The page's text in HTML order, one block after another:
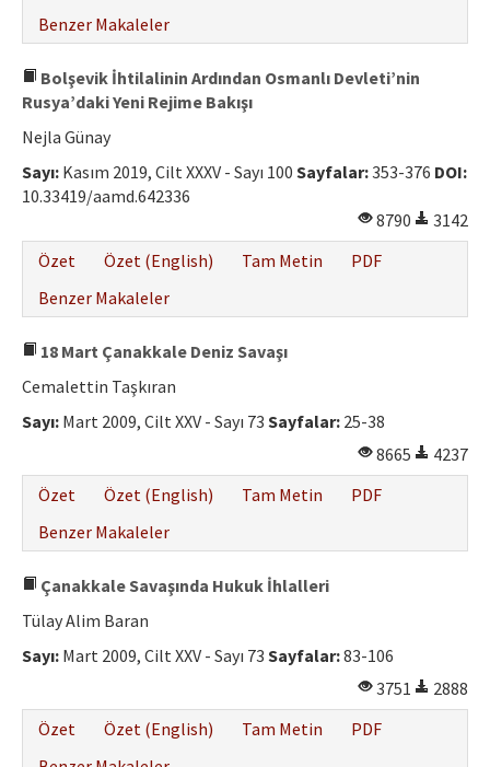
Benzer Makaleler
Bolşevik İhtilalinin Ardından Osmanlı Devleti’nin
Rusya’daki Yeni Rejime Bakışı
Nejla Günay
Sayı: Kasım 2019, Cilt XXXV - Sayı 100 Sayfalar:353-376 DOI:
10.33419/aamd.642336
8790
3142
Özet
Özet (English) Tam Metin
PDF
Benzer Makaleler
18 Mart Çanakkale Deniz Savaşı
Cemalettin Taşkıran
Sayı: Mart 2009, Cilt XXV - Sayı 73 Sayfalar: 25-38
8665
4237
Özet
Özet (English) Tam Metin
PDF
Benzer Makaleler
Çanakkale Savaşında Hukuk İhlalleri
Tülay Alim Baran
Sayı: Mart 2009, Cilt XXV - Sayı 73 Sayfalar:83-106
3751
2888
Özet
Özet (English) Tam Metin
PDF